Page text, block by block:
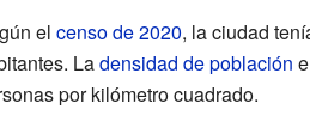
el censo de 2020, la ciudad
Ladensidad de población
por kilómetro cuadrado.